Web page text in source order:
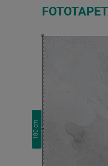
100
cm